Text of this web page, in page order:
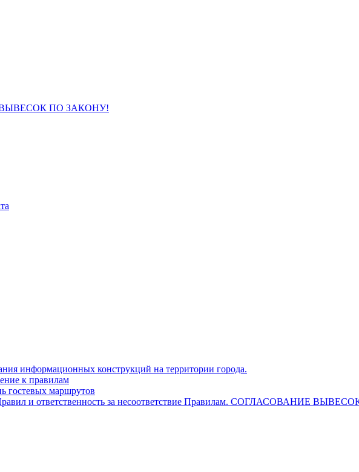
ВЫВЕСОК ПО ЗАКОНУ!
информационных конструкций на территории города.
к правилам
маршрутов
и ответственность за несоответствие Правилам. СОГЛАСОВАНИЕ